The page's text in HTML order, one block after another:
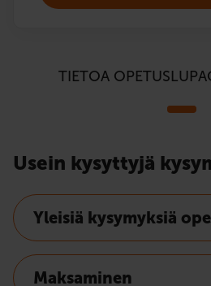
TIETOA
Usein kysyttyjä
Yleisiä kysymyksiä
Maksaminen